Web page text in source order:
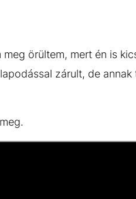
meg örültem, mert én is
zárult, de